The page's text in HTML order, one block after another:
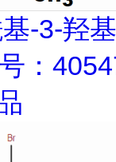
-3-羟
：